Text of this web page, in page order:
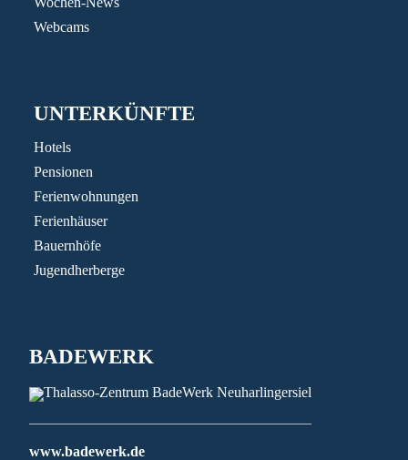
Webcams
UNTERKÜNFTE
Hotels
Pensionen
Ferienwohnungen
Ferienhäuser
Bauernhöfe
Jugendherberge
BADEWERK
www.badewerk.de